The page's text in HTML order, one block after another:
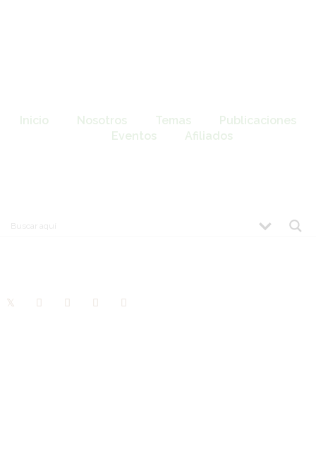
Inicio Nosotros Temas
Publicaciones
Eventos
Afiliados